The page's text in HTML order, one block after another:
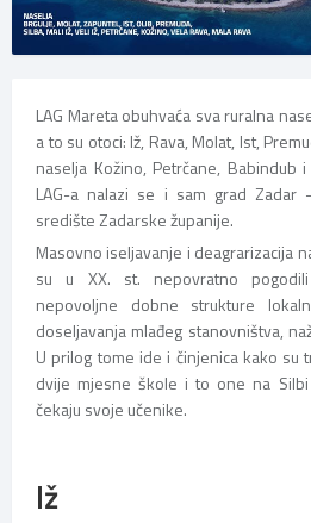
LAG Mareta obuhvaća sva ruralna
a to su otoci: Iž, Rava, Molat, Ist,
naselja Kožino, Petrčane, Babindub
LAG-a nalazi se i sam grad
središte Zadarske županije.
Masovno iseljavanje i deagrarizacija
su u XX. st. nepovratno
nepovoljne dobne strukture
doseljavanja mlađeg stanovništva,
U prilog tome ide i činjenica kako su
dvije mjesne škole i to one na
čekaju svoje učenike.
Iž